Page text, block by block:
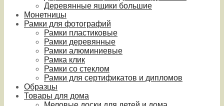
Деревянные ящики большие
Монетницы
Рамки для фотографий
Рамки пластиковые
Рамки деревянные
Рамки алюминиевые
Рамка клик
Рамки со стеклом
Рамки для сертификатов и дипломов
Образцы
Товары для дома